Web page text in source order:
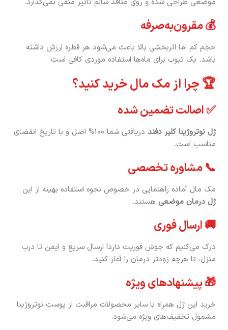
💰 مقرون‌به‌صرفه
حجم کم اما اثربخشی بالا باعث می‌شود هر قطره ارزش داشته
باشد. یک تیوب برای ماه‌ها استفاده موردی کافی است.
🏆 چرا از مک مال خرید کنید؟
✅ اصالت تضمین شده
ژل نوتروژینا کلیر دفند
دریافتی شما 100% اصل و با تاریخ انقضای
مناسب است.
📞 مشاوره تخصصی
مک مال آماده راهنمایی در خصوص نحوه استفاده بهینه از این
ژل درمان موضعی هستند.
🚚 ارسال فوری
درک می‌کنیم که جوش فوریت دارد! ارسال سریع و ایمن تا درب
منزل، تا هرچه زودتر درمان را آغاز کنید.
🎁 پیشنهادهای ویژه
خرید این ژل همراه با سایر محصولات مراقبت از پوست نوتروژینا
مشمول تخفیف‌های ویژه می‌شود.